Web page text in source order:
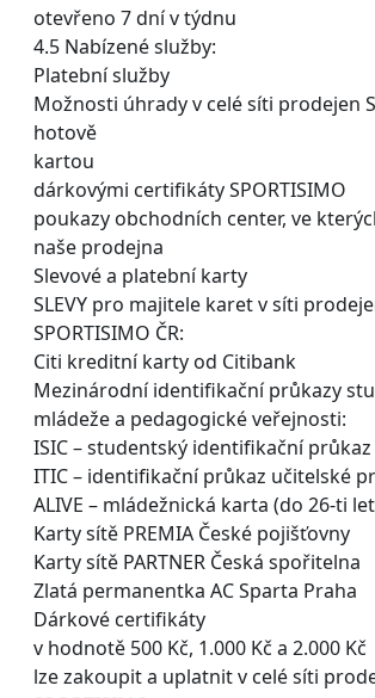
otevřeno 7 dní v týdnu
4.5 Nabízené služby:
Platební služby
Možnosti úhrady v celé síti prodejen
hotově
kartou
dárkovými certifikáty SPORTISIMO
poukazy obchodních center, ve
naše prodejna
Slevové a platební karty
SLEVY pro majitele karet v síti
SPORTISIMO ČR:
Citi kreditní karty od Citibank
Mezinárodní identifikační průkazy
mládeže a pedagogické veřejnosti:
ISIC – studentský identifikační průkaz
ITIC – identifikační průkaz učitelské
ALIVE – mládežnická karta (do 26-ti
Karty sítě PREMIA České pojišťovny
Karty sítě PARTNER Česká spořitelna
Zlatá permanentka AC Sparta Praha
Dárkové certifikáty
v hodnotě 500 Kč, 1.000 Kč a 2.000 Kč
lze zakoupit a uplatnit v celé síti